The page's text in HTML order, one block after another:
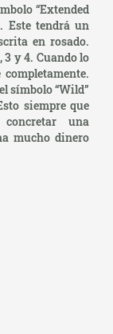
“Extended
Este tendrá un
en rosado.
3 y 4. Cuando lo
símbolo “Wild”
siempre que
una
mucho dinero